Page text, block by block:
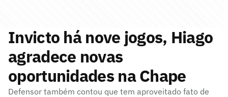
Invicto há nove jogos, Hiago
agradece novas
oportunidades na Chape
Defensor também contou que tem aproveitado fato de